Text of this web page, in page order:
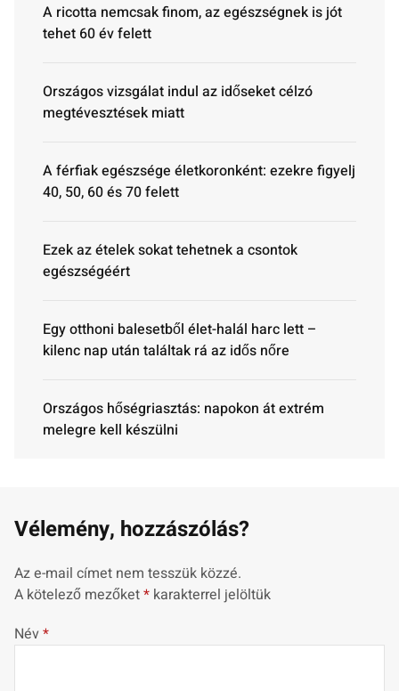
A ricotta nemcsak finom, az egészségnek is jót
tehet 60 év felett
Országos vizsgálat indul az időseket célzó
megtévesztések miatt
A férfiak egészsége életkoronként: ezekre figyelj
40, 50, 60 és 70 felett
Ezek az ételek sokat tehetnek a csontok
egészségéért
Egy otthoni balesetből élet-halál harc lett –
kilenc nap után találtak rá az idős nőre
Országos hőségriasztás: napokon át extrém
melegre kell készülni
Vélemény, hozzászólás?
Az e-mail címet nem tesszük közzé.
A kötelező mezőket* karakterrel jelöltük
Név*